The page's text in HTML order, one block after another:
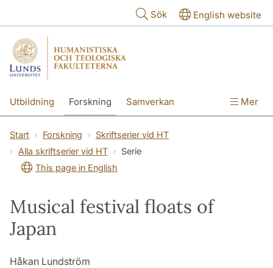
Sök English website
Utbildning Forskning Samverkan Mer
Start Forskning
Skriftserier vid HT
Alla skriftserier vid HT
Serie
This page in English
Musical festival floats of
Japan
Håkan Lundström